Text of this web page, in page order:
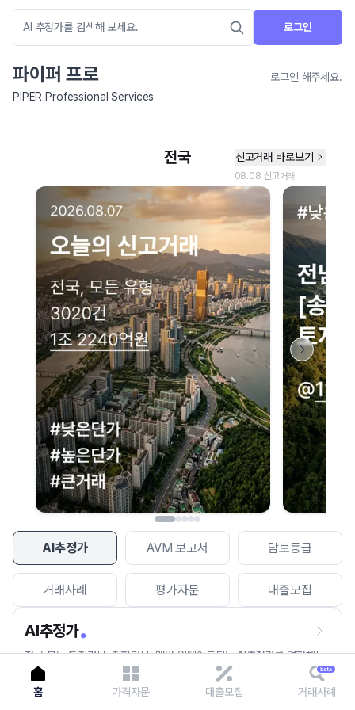
로그인
파이퍼 프로
로그인 해주세요.
PIPER Professional Services
AI추정가 AVM 보고서 담보등급
거래사례 평가자문 대출모집
AI추정가
전국 모든 토지건물, 집합건물, 매월 업데이트되는 AI추정가를 경험해보
세요.
네이버 지도 연결 안내
현재 네이버 지도 연결이 원활하지 않아 지도를 불러올 수 없습니다.
이용에 불편을 드려 죄송합니다.
다시 시도
홈 가격자문 대출모집 거래사례